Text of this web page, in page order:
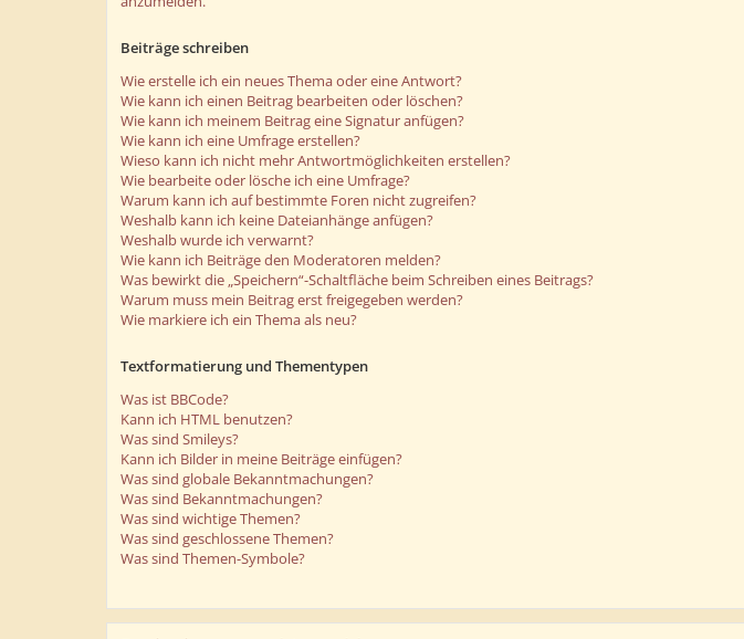
Beiträge schreiben
Wie erstelle ich ein neues Thema oder eine Antwort?
Wie kann ich einen Beitrag bearbeiten oder löschen?
Wie kann ich meinem Beitrag eine Signatur anfügen?
Wie kann ich eine Umfrage erstellen?
Wieso kann ich nicht mehr Antwortmöglichkeiten erstellen?
Wie bearbeite oder lösche ich eine Umfrage?
Warum kann ich auf bestimmte Foren nicht zugreifen?
Weshalb kann ich keine Dateianhänge anfügen?
Weshalb wurde ich verwarnt?
Wie kann ich Beiträge den Moderatoren melden?
Was bewirkt die „Speichern“-Schaltfläche beim Schreiben eines Beitrags?
Warum muss mein Beitrag erst freigegeben werden?
Wie markiere ich ein Thema als neu?
Textformatierung und Thementypen
Was ist BBCode?
Kann ich HTML benutzen?
Was sind Smileys?
Kann ich Bilder in meine Beiträge einfügen?
Was sind globale Bekanntmachungen?
Was sind Bekanntmachungen?
Was sind wichtige Themen?
Was sind geschlossene Themen?
Was sind Themen-Symbole?